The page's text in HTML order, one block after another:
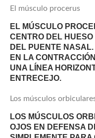
El músculo procerus
EL MÚSCULO
CENTRO DEL
DEL PUENTE
EN LA
UNA LÍNEA
ENTRECEJO.
Los músculos
LOS MÚSCULOS
OJOS EN DEFENSA